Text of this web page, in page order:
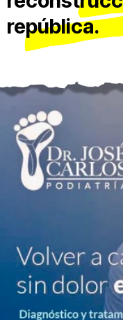
república.